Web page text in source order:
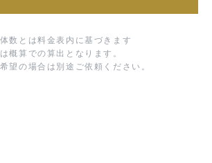
数とは料金表内に基づきます
概算での算出となります。
望の場合は別途ご依頼ください。